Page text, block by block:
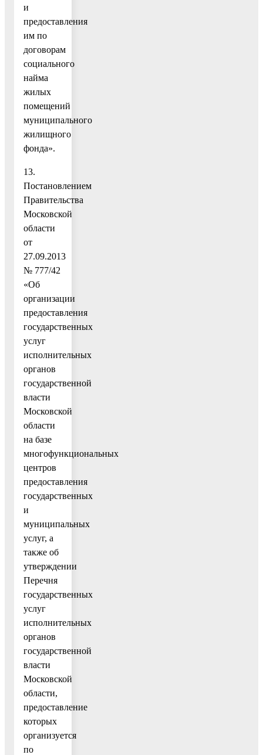
и
предоставления
им по
договорам
социального
найма
жилых
помещений
муниципального
жилищного
фонда».
13.
Постановлением
Правительства
Московской
области
от
27.09.2013
№ 777/42
«Об
организации
предоставления
государственных
услуг
исполнительных
органов
государственной
власти
Московской
области
на базе
многофункциональных
центров
предоставления
государственных
и
муниципальных
услуг, а
также об
утверждении
Перечня
государственных
услуг
исполнительных
органов
государственной
власти
Московской
области,
предоставление
которых
организуется
по